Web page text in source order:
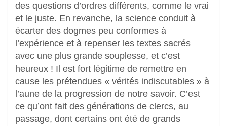
des questions d’ordres différents, comme le vrai
et le juste. En revanche, la science conduit à
écarter des dogmes peu conformes à
l’expérience et à repenser les textes sacrés
avec une plus grande souplesse, et c’est
heureux ! Il est fort légitime de remettre en
cause les prétendues « vérités indiscutables » à
l’aune de la progression de notre savoir. C’est
ce qu’ont fait des générations de clercs, au
passage, dont certains ont été de grands